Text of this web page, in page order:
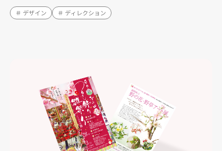
＃ デザイン ＃ ディレクション